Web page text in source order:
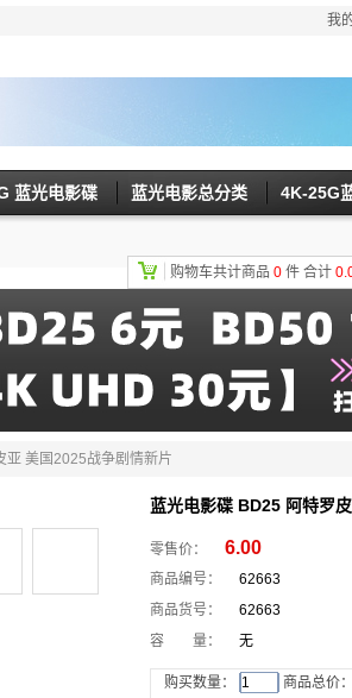
我
蓝光电影碟 蓝光电影总分类 4K-25G
购物车共计商品 0 件 合计
亚 美国2025战争剧情新片
蓝光电影碟 BD25 阿特罗
零售价： 6.00
商品编号：
62663
商品货号：
62663
容 量：
无
购买数量： 商品总价：